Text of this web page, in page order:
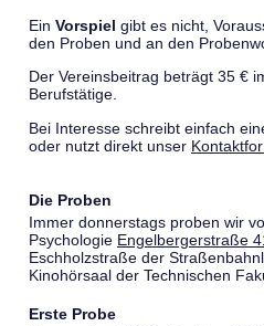
Ein Vorspiel gibt es nicht,
den Proben und an den
Der Vereinsbeitrag beträgt 35 €
Berufstätige.
Bei Interesse schreibt einfach
oder nutzt direkt unser
Die Proben
Immer donnerstags proben wir
Psychologie Engelbergerstraße
Eschholzstraße der
Kinohörsaal der Technischen
Erste Probe